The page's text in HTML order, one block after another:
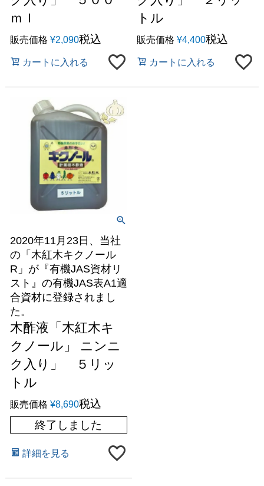
ｍｌ
販売価格 ¥2,090税込
カートに入れる
トル
販売価格 ¥4,400税込
カートに入れる
2020年11月23日、当社
の「木紅木キクノール
R」が『有機JAS資材リ
スト』の有機JAS表A1適
合資材に登録されまし
た。
木酢液「木紅木キ
クノール」 ニンニ
ク入り」 ５リッ
トル
販売価格 ¥8,690税込
終了しました
詳細を見る